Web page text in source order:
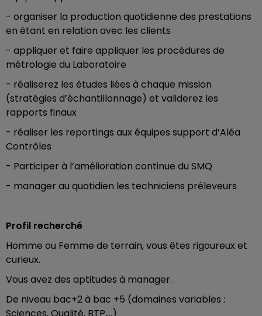
- organiser la production quotidienne des prestations
en étant en relation avec les clients
- appliquer et faire appliquer les procédures de
métrologie du Laboratoire
- réaliserez les études liées à chaque mission
(stratégies d’échantillonnage) et validerez les
rapports finaux
- réaliser les reportings aux équipes support d’Aléa
Contrôles
- Participer à l’amélioration continue du SMQ
- manager au quotidien les techniciens préleveurs
Profil recherché
Homme ou Femme de terrain, vous êtes rigoureux et
curieux.
Vous avez des aptitudes à manager.
De niveau bac+2 à bac +5 (domaines variables :